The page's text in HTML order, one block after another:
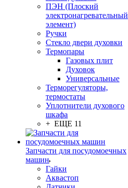
ПЭН (Плоский
электронагревательный
элемент)
Ручки
Стекло двери духовки
Термопары
Газовых плит
Духовок
Универсальные
Терморегуляторы,
термостаты
Уплотнители духового
шкафа
+ ЕЩЕ 11
Запчасти для посудомоечных
машин
Гайки
Аквастоп